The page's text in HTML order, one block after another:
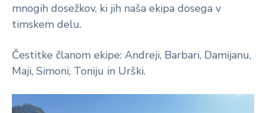
mnogih dosežkov, ki jih naša ekipa dosega v
timskem delu.
Čestitke članom ekipe: Andreji, Barbari, Damijanu,
Maji, Simoni, Toniju in Urški.